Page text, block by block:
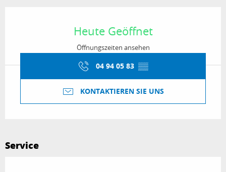
Heute Geöffnet
Öffnungszeiten ansehen
04 94 05 83 ▒▒
KONTAKTIEREN SIE UNS
Service